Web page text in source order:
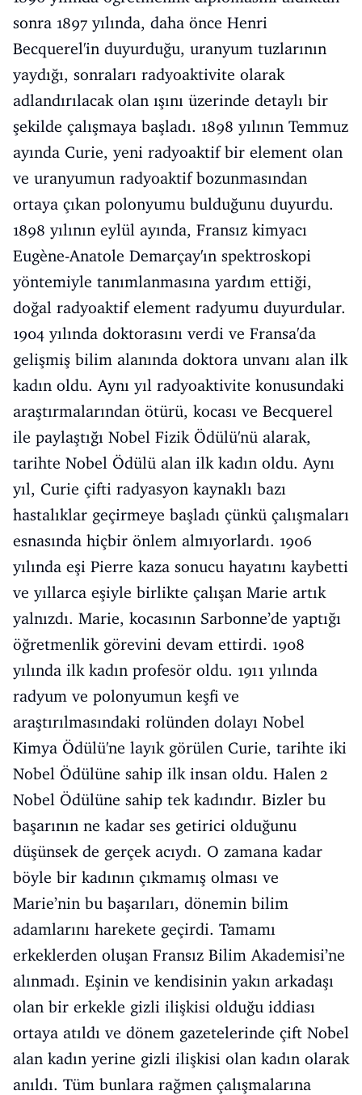
sonra 1897 yılında, daha önce Henri
Becquerel'in duyurduğu, uranyum tuzlarının
yaydığı, sonraları radyoaktivite olarak
adlandırılacak olan ışını üzerinde detaylı bir
şekilde çalışmaya başladı. 1898 yılının Temmuz
ayında Curie, yeni radyoaktif bir element olan
ve uranyumun radyoaktif bozunmasından
ortaya çıkan polonyumu bulduğunu duyurdu.
1898 yılının eylül ayında, Fransız kimyacı
Eugène-Anatole Demarçay'ın spektroskopi
yöntemiyle tanımlanmasına yardım ettiği,
doğal radyoaktif element radyumu duyurdular.
1904 yılında doktorasını verdi ve Fransa'da
gelişmiş bilim alanında doktora unvanı alan ilk
kadın oldu. Aynı yıl radyoaktivite konusundaki
araştırmalarından ötürü, kocası ve Becquerel
ile paylaştığı Nobel Fizik Ödülü'nü alarak,
tarihte Nobel Ödülü alan ilk kadın oldu. Aynı
yıl, Curie çifti radyasyon kaynaklı bazı
hastalıklar geçirmeye başladı çünkü çalışmaları
esnasında hiçbir önlem almıyorlardı. 1906
yılında eşi Pierre kaza sonucu hayatını kaybetti
ve yıllarca eşiyle birlikte çalışan Marie artık
yalnızdı. Marie, kocasının Sarbonne’de yaptığı
öğretmenlik görevini devam ettirdi. 1908
yılında ilk kadın profesör oldu. 1911 yılında
radyum ve polonyumun keşfi ve
araştırılmasındaki rolünden dolayı Nobel
Kimya Ödülü'ne layık görülen Curie, tarihte iki
Nobel Ödülüne sahip ilk insan oldu. Halen 2
Nobel Ödülüne sahip tek kadındır. Bizler bu
başarının ne kadar ses getirici olduğunu
düşünsek de gerçek acıydı. O zamana kadar
böyle bir kadının çıkmamış olması ve
Marie’nin bu başarıları, dönemin bilim
adamlarını harekete geçirdi. Tamamı
erkeklerden oluşan Fransız Bilim Akademisi’ne
alınmadı. Eşinin ve kendisinin yakın arkadaşı
olan bir erkekle gizli ilişkisi olduğu iddiası
ortaya atıldı ve dönem gazetelerinde çift Nobel
alan kadın yerine gizli ilişkisi olan kadın olarak
anıldı. Tüm bunlara rağmen çalışmalarına